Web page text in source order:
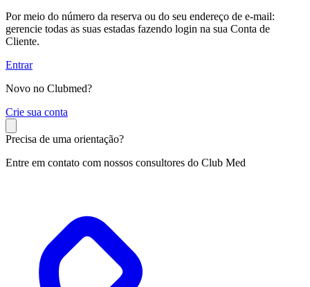
Por meio do número da reserva ou do seu endereço de e-mail:
gerencie todas as suas estadas fazendo login na sua Conta de
Cliente.
Entrar
Novo no Clubmed?
Crie sua conta
Precisa de uma orientação?
Entre em contato com nossos consultores do Club Med